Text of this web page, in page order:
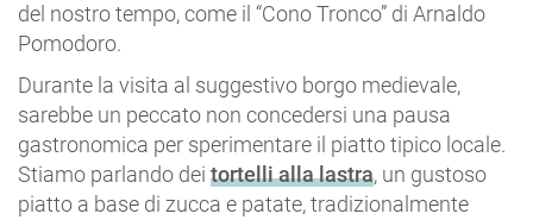
del nostro tempo, come il “Cono Tronco” di Arnaldo
Pomodoro.
Durante la visita al suggestivo borgo medievale,
sarebbe un peccato non concedersi una pausa
gastronomica per sperimentare il piatto tipico locale.
Stiamo parlando dei tortelli alla lastra, un gustoso
piatto a base di zucca e patate, tradizionalmente